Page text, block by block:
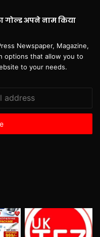
गोल्ड अपने नाम किया
Newspaper, Magazine,
options that allow you to
to your needs.